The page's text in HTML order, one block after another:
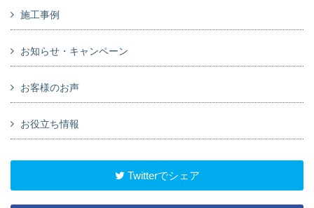
施工事例
お知らせ・キャンペーン
お客様のお声
お役立ち情報
Twitterでシェア